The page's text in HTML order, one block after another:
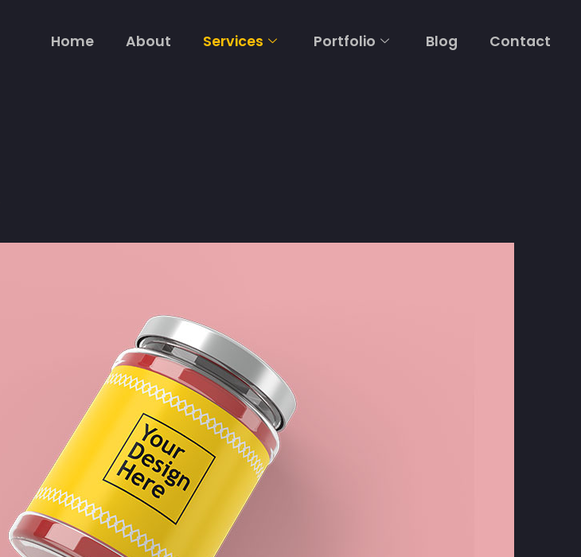
Home About Services Portfolio Blog Contact